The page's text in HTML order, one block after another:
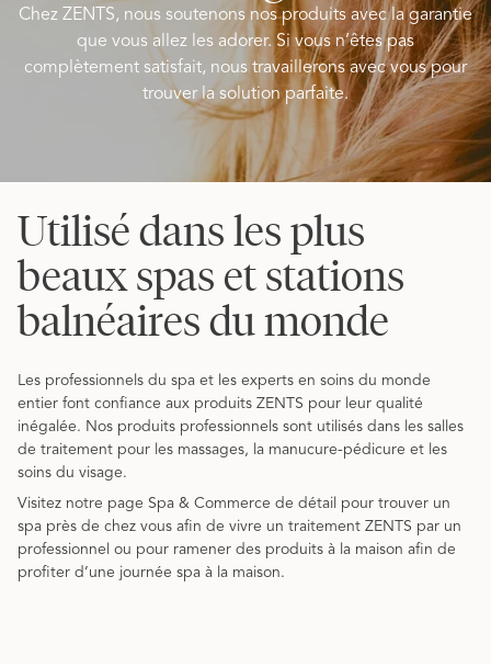
Chez ZENTS, nous soutenons nos produits avec la garantie
que vous allez les adorer. Si vous n’êtes pas
complètement satisfait, nous travaillerons avec vous pour
trouver la solution parfaite.
Utilisé dans les plus
beaux spas et stations
balnéaires du monde
Les professionnels du spa et les experts en soins du monde
entier font confiance aux produits ZENTS pour leur qualité
inégalée. Nos produits professionnels sont utilisés dans les salles
de traitement pour les massages, la manucure-pédicure et les
soins du visage.
Visitez notre page Spa & Commerce de détail pour trouver un
spa près de chez vous afin de vivre un traitement ZENTS par un
professionnel ou pour ramener des produits à la maison afin de
profiter d’une journée spa à la maison.